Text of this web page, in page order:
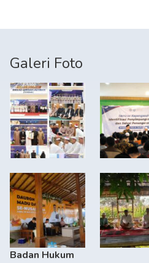
Galeri Foto
Badan Hukum